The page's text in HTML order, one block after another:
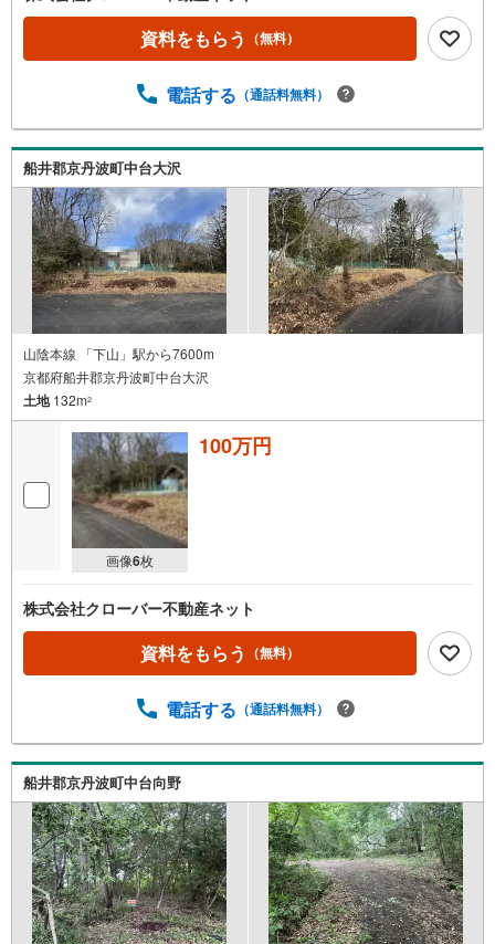
資料をもらう （無料）
電話する （通話料無料）
船井郡京丹波町中台大沢
山陰本線 「下山」駅から7600m
京都府船井郡京丹波町中台大沢
土地132m2
画像6枚
100万円
株式会社クローバー不動産ネット
資料をもらう （無料）
電話する （通話料無料）
船井郡京丹波町中台向野